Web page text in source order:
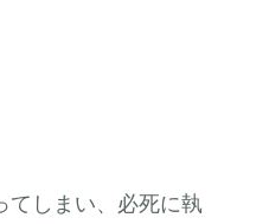
てしまい、必死に執